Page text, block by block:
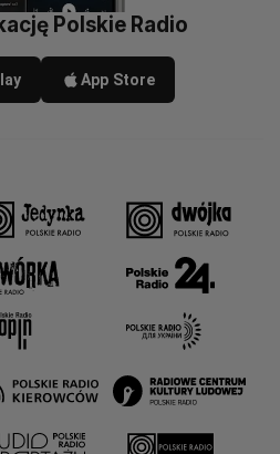
Polskie Radio
App Store